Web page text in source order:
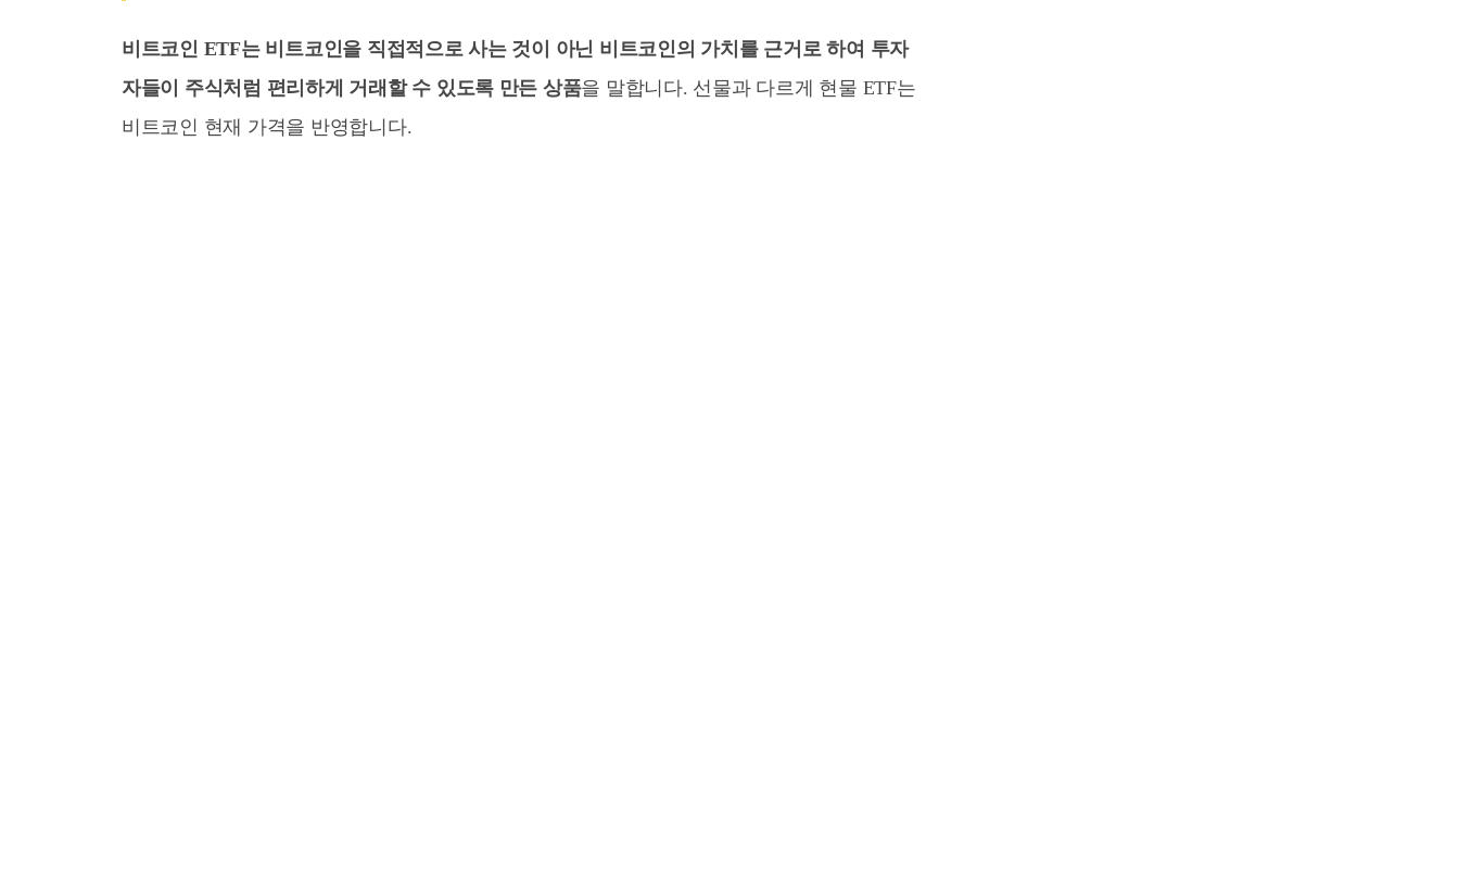
비트코인 ETF는 비트코인을 직접적으로 사는 것이 아닌 비트코인의 가치를 근거로 하여 투자
자들이 주식처럼 편리하게 거래할 수 있도록 만든 상품을 말합니다. 선물과 다르게 현물 ETF는
비트코인 현재 가격을 반영합니다.